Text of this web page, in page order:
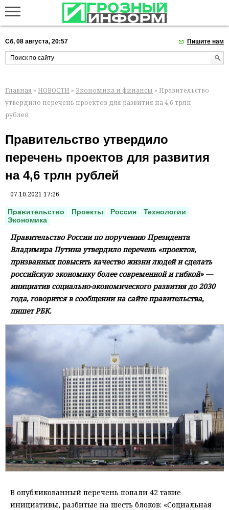
Сб, 08 августа, 20:57 Пишите нам
Главная » НОВОСТИ » Экономика и финансы » Правительство
утвердило перечень проектов для развития на 4,6 трлн
рублей
Правительство утвердило
перечень проектов для развития
на 4,6 трлн рублей
07.10.2021 17:26
Правительство Проекты Россия
Технологии
Экономика
Правительство России по поручению Президента
Владимира Путина утвердило перечень «проектов,
призванных повысить качество жизни людей и сделать
российскую экономику более современной и гибкой» —
инициатив социально-экономического развития до 2030
года, говорится в сообщении на сайте правительства,
пишет РБК.
В опубликованный перечень попали 42 такие
инициативы, разбитые на шесть блоков: «Социальная